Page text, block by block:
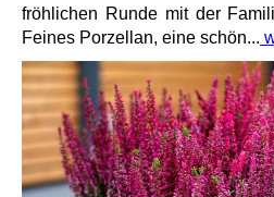
fröhlichen Runde mit der
Feines Porzellan, eine schön...